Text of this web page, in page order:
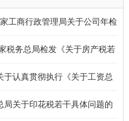
工商行政管理局关于公司年检
税务总局检发《关于房产税若
关于车船使用税若干具体问题
]
于认真贯彻执行《关于工资总
局关于印花税若干具体问题的